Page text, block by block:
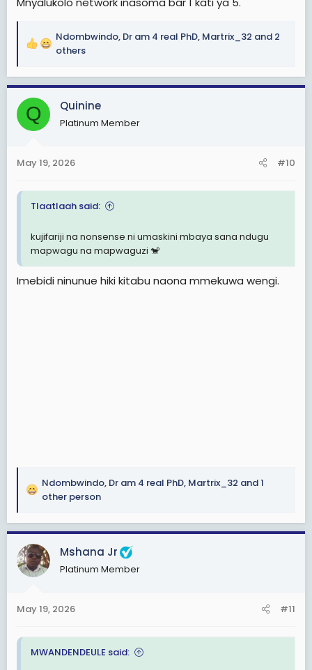
• taasisi huru,
• mahakama imara,
• na uwezo wa serikali kukosolewa bila kuiona jamii
kama adui.
Kwa sababu damu ya wananchi inapomwagika bila
R
a
c
i
o
s
Ndombwindo, Dr am 4 real PhD, Martrix_32 and 2
others
Q Quinine
Platinum Member
May 19, 2026 #10
Tlaatlaah said:
kujifariji na nonsense ni umaskini mbaya sana ndugu
mapwagu na mapwaguzi 🐒
Imebidi ninunue hiki kitabu naona mmekuwa wengi.
R
a
c
t
i
o
s
Ndombwindo, Dr am 4 real PhD, Martrix_32 and 1
other person
Mshana Jr
Platinum Member
May 19, 2026 #11
MWANDENDEULE said: